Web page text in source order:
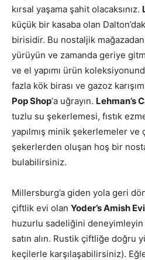
kırsal yaşama şahit olacaksınız.
küçük bir kasaba olan
birisidir. Bu nostaljik
yürüyün ve zamanda geriye
ve el yapımı ürün
fazla kök birası ve gazoz
Pop Shop‘a uğrayın. Lehman’s
tuzlu su şekerlemesi, fıstık
yapılmış minik şekerlemeler ve
şekerlerden oluşan hoş bir
bulabilirsiniz.
Millersburg’a giden yola geri
çiftlik evi olan Yoder’s Amish Evi
huzurlu sadeliğini
satın alın. Rustik çiftliğe doğru
keçilerle karşılaşabilirsiniz).